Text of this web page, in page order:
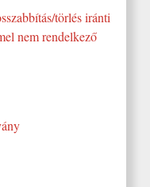
törlés iránti
nem rendelkező